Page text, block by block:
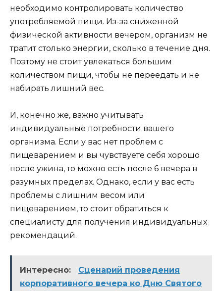
необходимо контролировать количество
употребляемой пищи. Из-за сниженной
физической активности вечером, организм не
тратит столько энергии, сколько в течение дня.
Поэтому не стоит увлекаться большим
количеством пищи, чтобы не переедать и не
набирать лишний вес.
И, конечно же, важно учитывать
индивидуальные потребности вашего
организма. Если у вас нет проблем с
пищеварением и вы чувствуете себя хорошо
после ужина, то можно есть после 6 вечера в
разумных пределах. Однако, если у вас есть
проблемы с лишним весом или
пищеварением, то стоит обратиться к
специалисту для получения индивидуальных
рекомендаций.
Интересно:
Сценарий проведения
корпоративного вечера ко Дню Святого